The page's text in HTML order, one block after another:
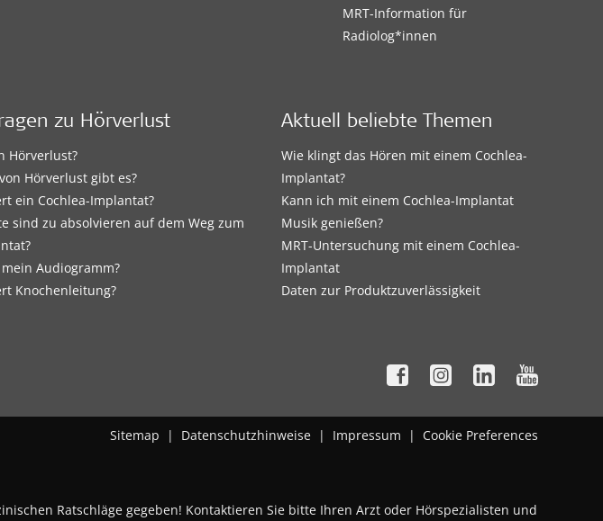
MRT-Information für
Radiolog*innen
zu Hörverlust
Hörverlust?
Hörverlust gibt es?
ein Cochlea-Implantat?
sind zu absolvieren auf dem Weg zum
Audiogramm?
Knochenleitung?
Aktuell beliebte Themen
Wie klingt das Hören mit einem Cochlea-
Implantat?
Kann ich mit einem Cochlea-Implantat
Musik genießen?
MRT-Untersuchung mit einem Cochlea-
Implantat
Daten zur Produktzuverlässigkeit
Sitemap | Datenschutzhinweise | Impressum | Cookie Preferences
Ratschläge gegeben! Kontaktieren Sie bitte Ihren Arzt oder Hörspezialisten und